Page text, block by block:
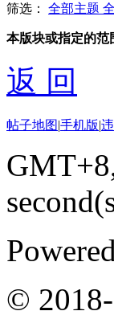
筛选： 全部主题
本版块或指定的范
返 回
帖子地图|手机版|
©